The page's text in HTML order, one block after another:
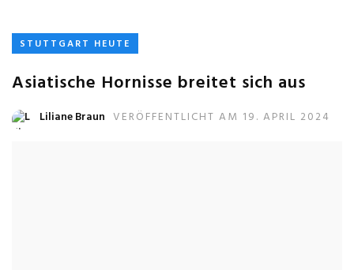
STUTTGART HEUTE
Asiatische Hornisse breitet sich aus
Liliane Braun VERÖFFENTLICHT AM 19. APRIL 2024